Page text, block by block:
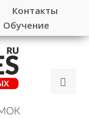
Контакты
Обучение